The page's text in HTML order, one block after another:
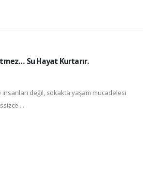
Su Hayat Kurtarır.
insanları değil, sokakta yaşam mücadelesi
...